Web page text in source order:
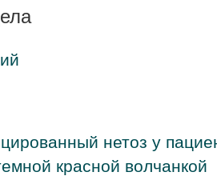
нетоз у
красной волчанкой